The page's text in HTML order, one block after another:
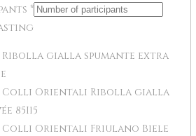
*
gialla spumante extra
Colli Orientali Ribolla gialla
85I15
Orientali Friulano Biele